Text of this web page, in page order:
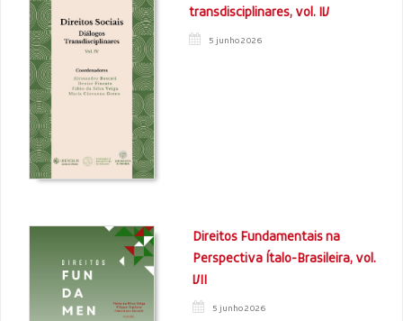
transdisciplinares, vol. IV
5 junho 2026
Direitos Fundamentais na
Perspectiva Ítalo-Brasileira, vol.
VII
5 junho 2026